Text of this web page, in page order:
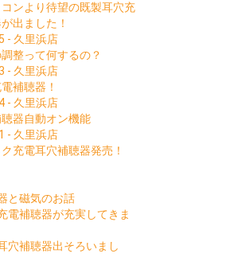
コンより待望の既製耳穴充
出ました！
- 久里浜店
調整って何するの？
- 久里浜店
補聴器！
- 久里浜店
聴器自動オン機能
- 久里浜店
ク充電耳穴補聴器発売！
と磁気のお話
電補聴器が充実してきま
穴補聴器出そろいまし